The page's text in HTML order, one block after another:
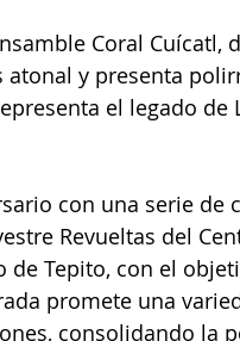
atonal y presenta
el legado de
con una serie de
Revueltas del
Tepito, con el
promete una
consolidando la